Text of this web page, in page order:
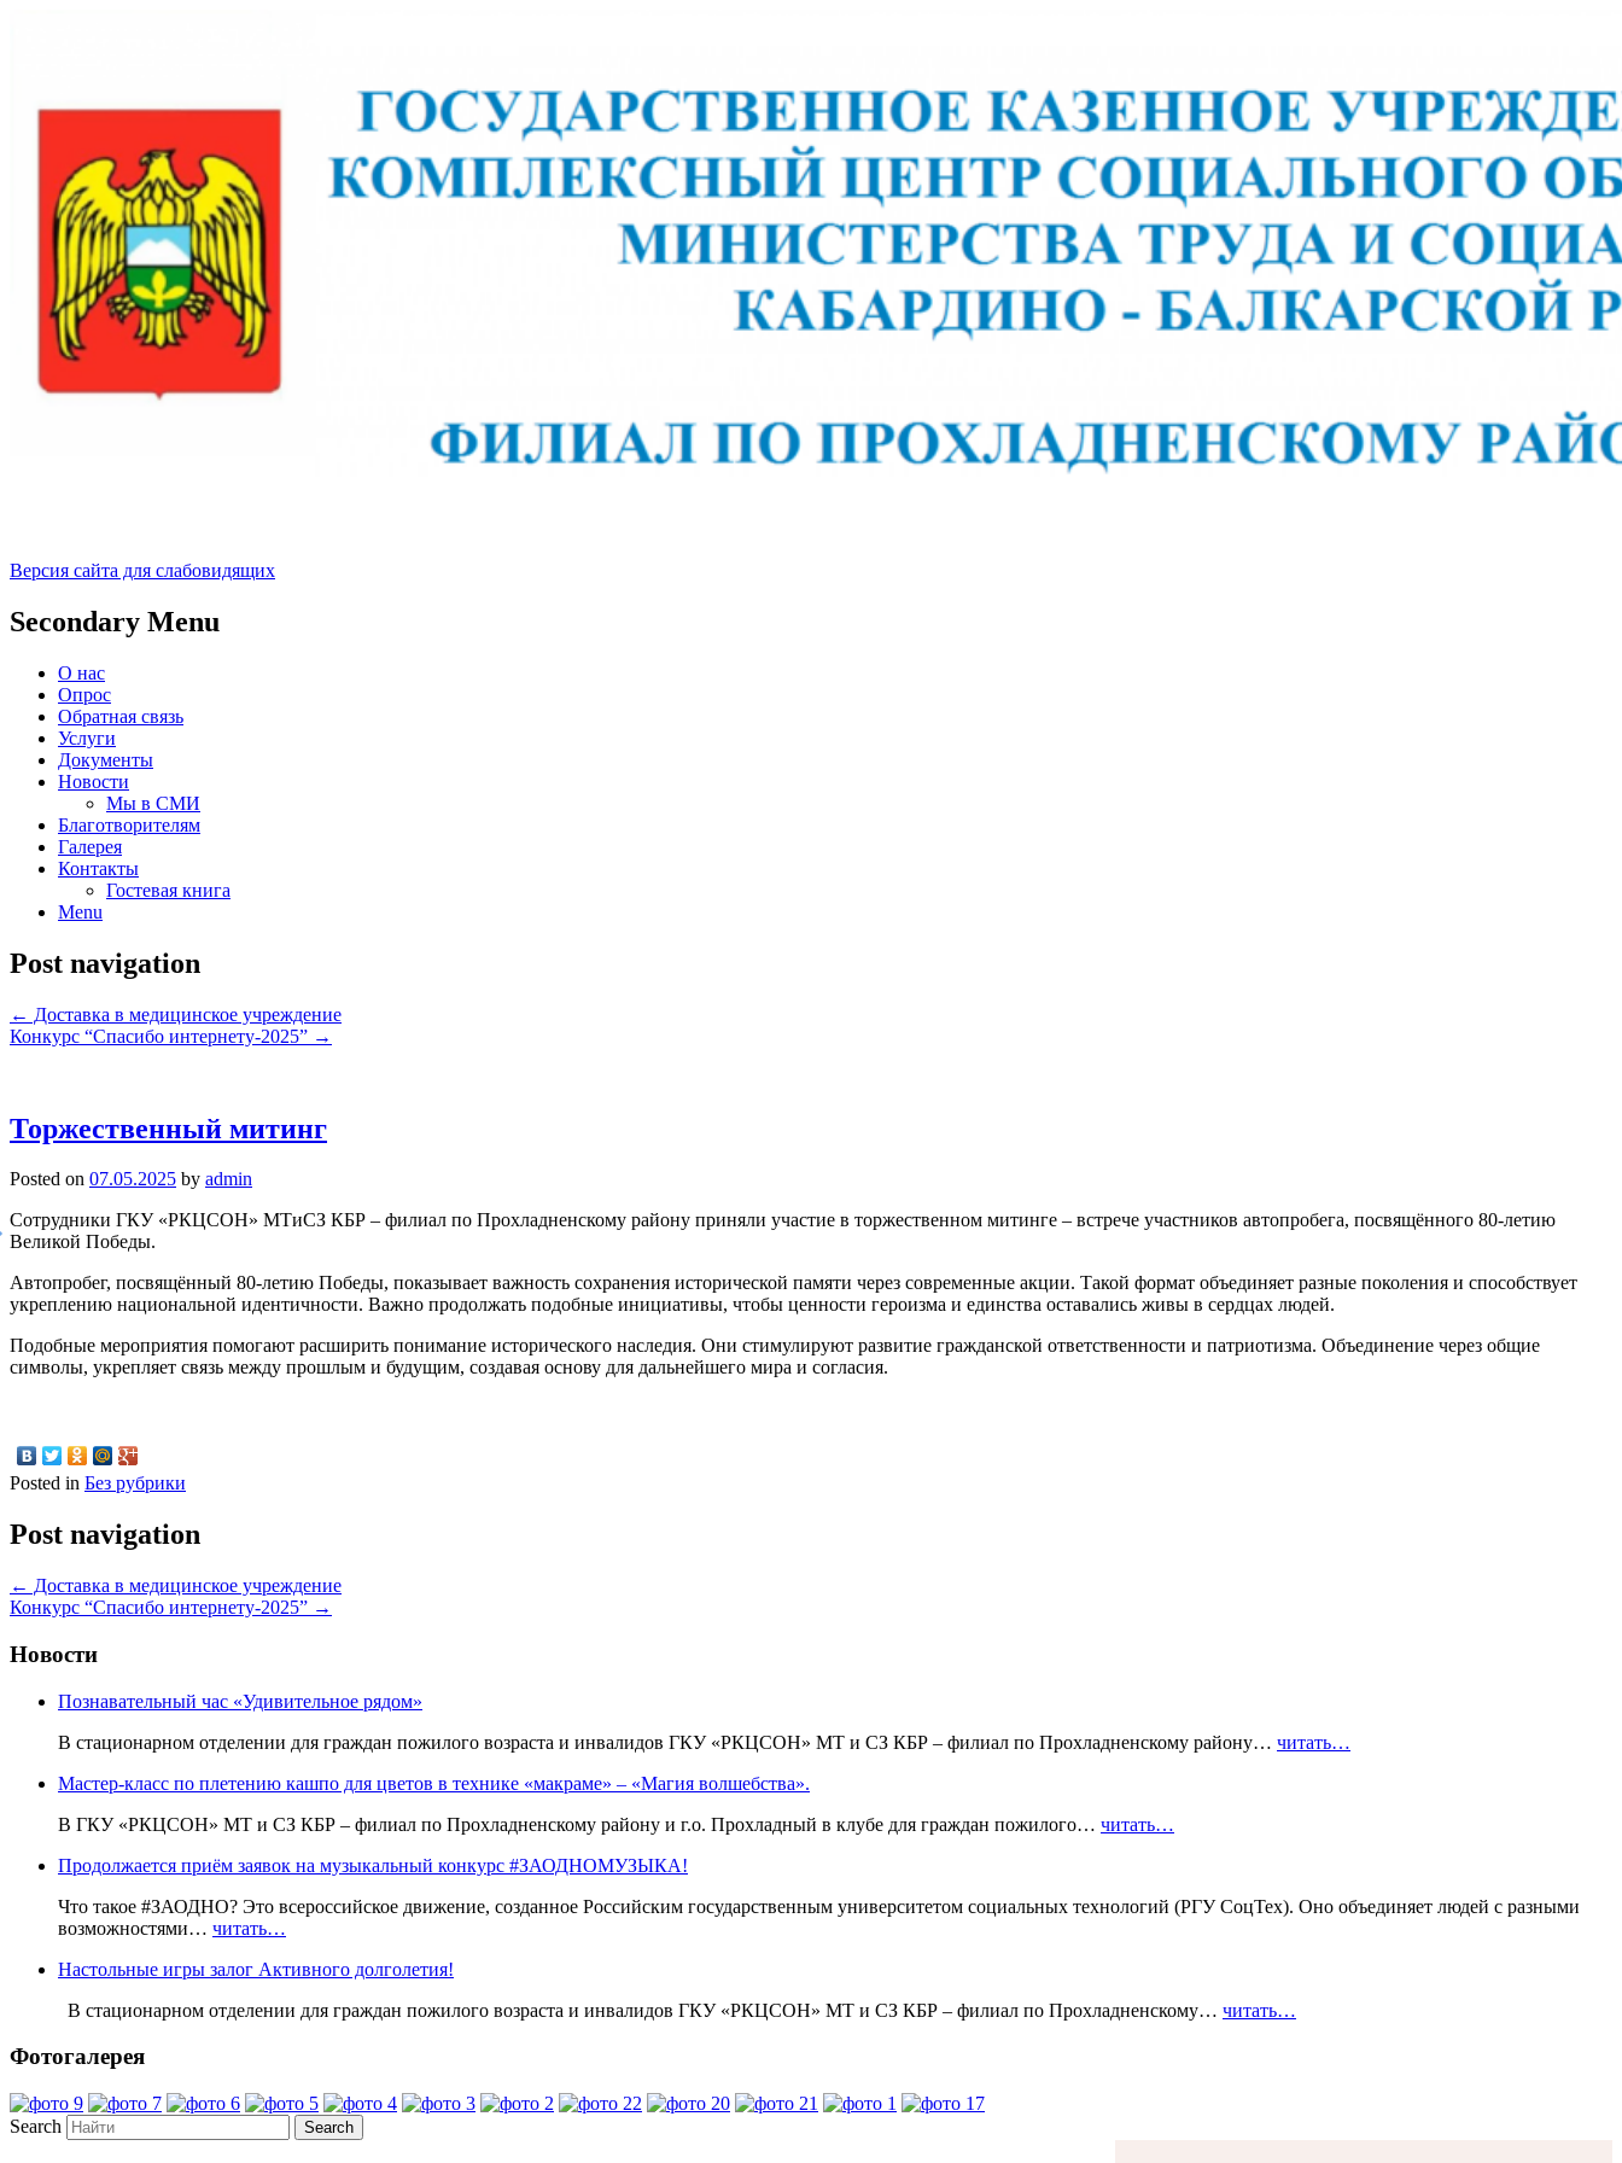
ГКУ "РКЦСОН" МТ и СЗ КБР – филиал по Прохладненскому району
Версия сайта для слабовидящих
Secondary Menu
О нас
Опрос
Обратная связь
Услуги
Документы
Новости
Мы в СМИ
Благотворителям
Галерея
Контакты
Гостевая книга
Menu
Post navigation
← Доставка в медицинское учреждение
Конкурс “Спасибо интернету-2025” →
Торжественный митинг
Posted on 07.05.2025 by admin
Сотрудники ГКУ «РКЦСОН» МТиСЗ КБР – филиал по Прохладненскому району приняли участие в торжественном митинге – встрече участников автопробега, посвящённого 80-летию
Великой Победы.
Автопробег, посвящённый 80-летию Победы, показывает важность сохранения исторической памяти через современные акции. Такой формат объединяет разные поколения и способствует
укреплению национальной идентичности. Важно продолжать подобные инициативы, чтобы ценности героизма и единства оставались живы в сердцах людей.
Подобные мероприятия помогают расширить понимание исторического наследия. Они стимулируют развитие гражданской ответственности и патриотизма. Объединение через общие
символы, укрепляет связь между прошлым и будущим, создавая основу для дальнейшего мира и согласия.
Posted in Без рубрики
Post navigation
← Доставка в медицинское учреждение
Конкурс “Спасибо интернету-2025” →
Новости
Познавательный час «Удивительное рядом»
В стационарном отделении для граждан пожилого возраста и инвалидов ГКУ «РКЦСОН» МТ и СЗ КБР – филиал по Прохладненскому району… читать…
Мастер-класс по плетению кашпо для цветов в технике «макраме» – «Магия волшебства».
В ГКУ «РКЦСОН» МТ и СЗ КБР – филиал по Прохладненскому району и г.о. Прохладный в клубе для граждан пожилого… читать…
Продолжается приём заявок на музыкальный конкурс #ЗАОДНОМУЗЫКА!
Что такое #ЗАОДНО? Это всероссийское движение, созданное Российским государственным университетом социальных технологий (РГУ СоцТех). Оно объединяет людей с разными
возможностями… читать…
Настольные игры залог Активного долголетия!
В стационарном отделении для граждан пожилого возраста и инвалидов ГКУ «РКЦСОН» МТ и СЗ КБР – филиал по Прохладненскому… читать…
Фотогалерея
Search